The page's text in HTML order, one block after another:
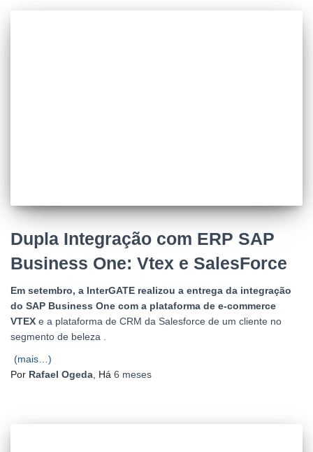
Dupla Integração com ERP SAP
Business One: Vtex e SalesForce
Em setembro, a InterGATE realizou a entrega da integração
do SAP Business One com a plataforma de e-commerce
VTEX e a plataforma de CRM da Salesforce de um cliente no
segmento de beleza .
(mais…)
Por Rafael Ogeda , Há 6 meses